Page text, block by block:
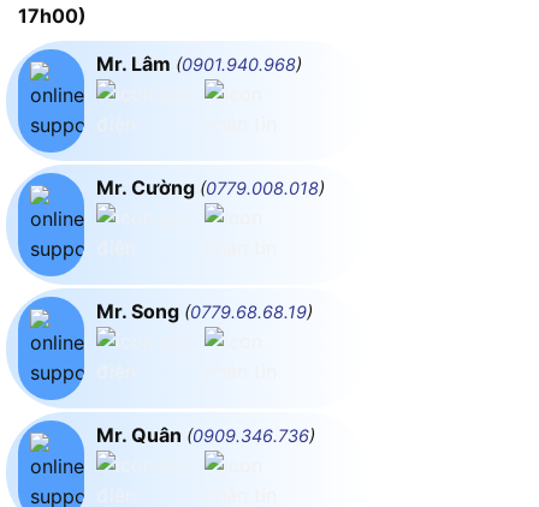
17h00)
Mr. Lâm (0901.940.968)
Mr. Cường (0779.008.018)
Mr. Song (0779.68.68.19)
Mr. Quân (0909.346.736)